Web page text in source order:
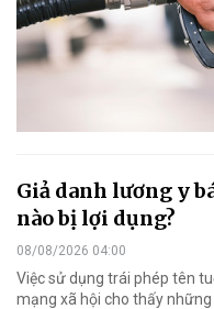
Giả danh lương y
nào bị lợi dụng?
08/08/2026 04:00
Việc sử dụng trái phép tên
mạng xã hội cho thấy